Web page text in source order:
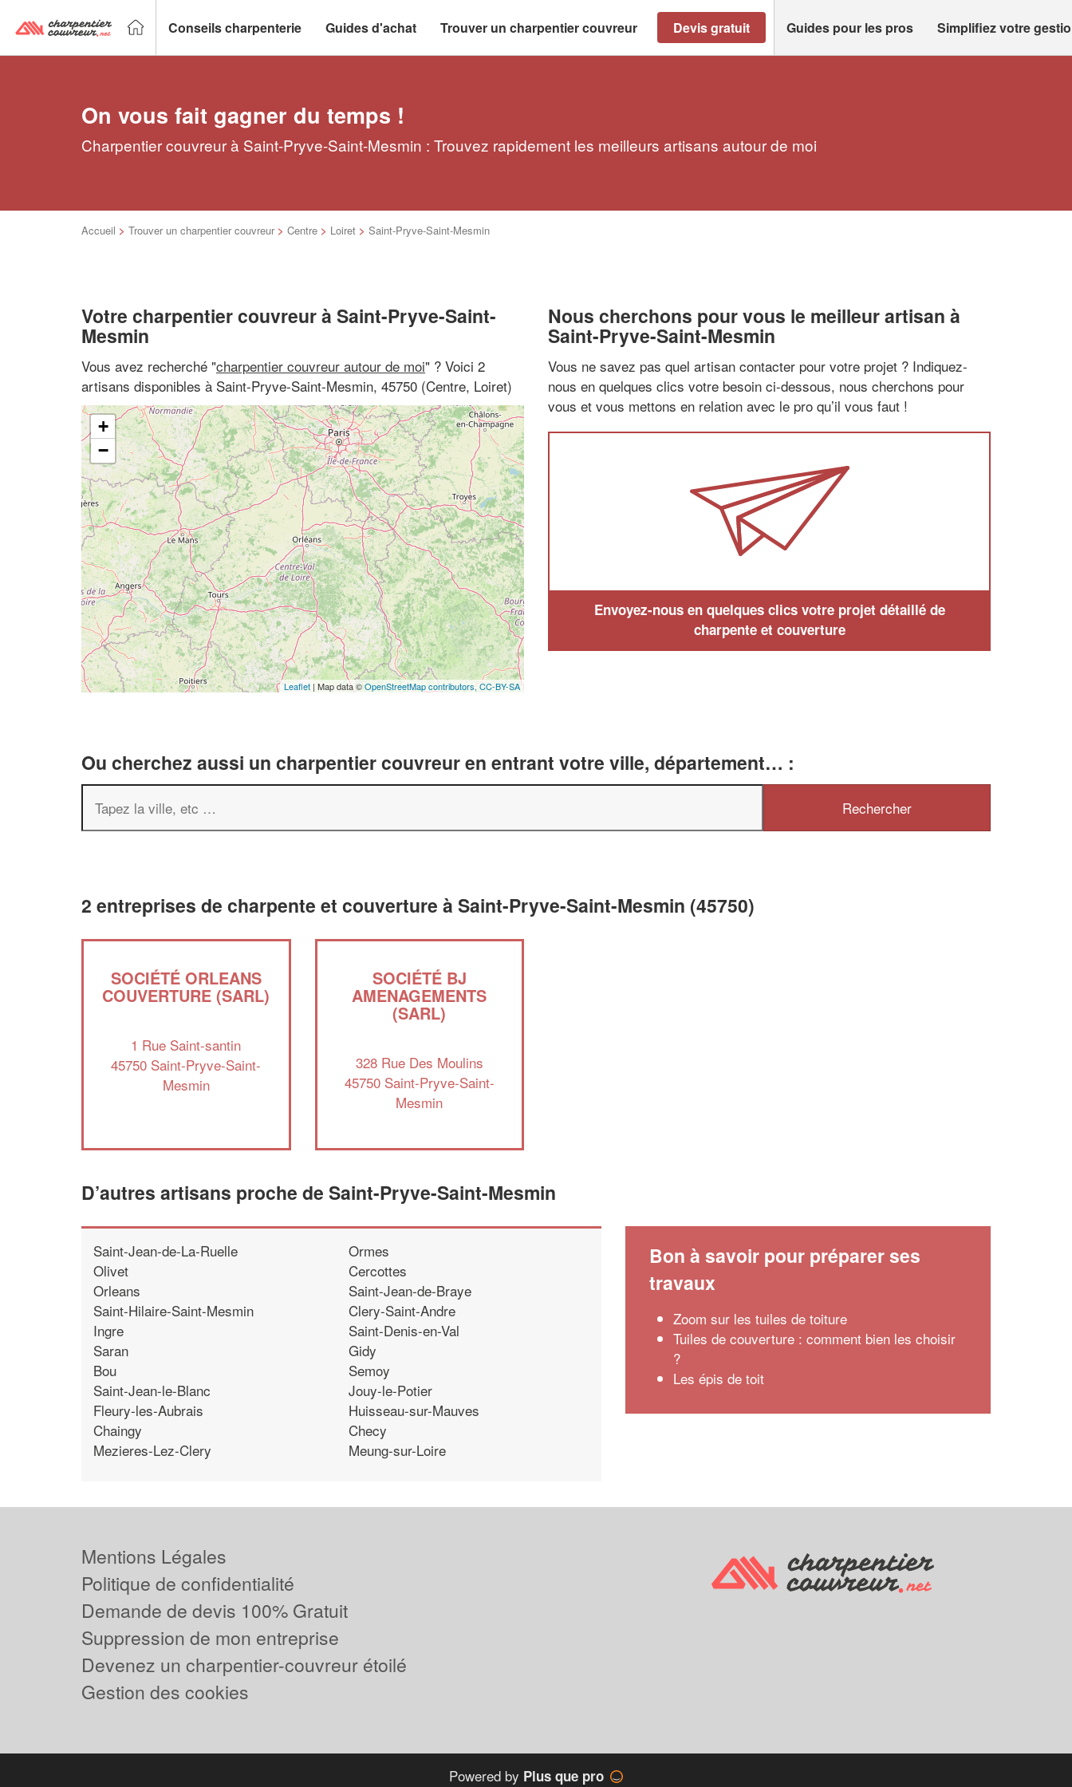
Conseils charpenterie Guides d'achat Trouver un charpentier couvreur Devis gratuit Guides pour les pros Simplifiez votre
On vous fait gagner du temps !
Charpentier couvreur à Saint-Pryve-Saint-Mesmin : Trouvez rapidement les meilleurs artisans autour de moi
Accueil > Trouver un charpentier couvreur > Centre > Loiret > Saint-Pryve-Saint-Mesmin
Votre charpentier couvreur à Saint-Pryve-Saint-
Mesmin
Vous avez recherché "charpentier couvreur autour de moi" ? Voici 2
artisans disponibles à Saint-Pryve-Saint-Mesmin, 45750 (Centre, Loiret)
+
−
Leaflet | Map data ©OpenStreetMap contributors,CC-BY-SA
Nous cherchons pour vous le meilleur artisan à
Saint-Pryve-Saint-Mesmin
Vous ne savez pas quel artisan contacter pour votre projet ? Indiquez-
nous en quelques clics votre besoin ci-dessous, nous cherchons pour
vous et vous mettons en relation avec le pro qu’il vous faut !
Envoyez-nous en quelques clics votre projet détaillé de
charpente et couverture
Ou cherchez aussi un charpentier couvreur en entrant votre ville, département… :
2 entreprises de charpente et couverture à Saint-Pryve-Saint-Mesmin (45750)
SOCIÉTÉ ORLEANS
COUVERTURE (SARL)
1 Rue Saint-santin
45750 Saint-Pryve-Saint-
Mesmin
SOCIÉTÉ BJ
AMENAGEMENTS
(SARL)
328 Rue Des Moulins
45750 Saint-Pryve-Saint-
Mesmin
D’autres artisans proche de Saint-Pryve-Saint-Mesmin
Saint-Jean-de-La-Ruelle
Olivet
Orleans
Saint-Hilaire-Saint-Mesmin
Ingre
Saran
Bou
Saint-Jean-le-Blanc
Fleury-les-Aubrais
Chaingy
Mezieres-Lez-Clery
Ormes
Cercottes
Saint-Jean-de-Braye
Clery-Saint-Andre
Saint-Denis-en-Val
Gidy
Semoy
Jouy-le-Potier
Huisseau-sur-Mauves
Checy
Meung-sur-Loire
Bon à savoir pour préparer ses
travaux
Zoom sur les tuiles de toiture
Tuiles de couverture : comment bien les choisir
?
Les épis de toit
Vous êtes un
Mentions Légales
Politique de confidentialité
Demande de devis 100% Gratuit
Suppression de mon entreprise
Devenez un charpentier-couvreur étoilé
Gestion des cookies
Powered by Plus que pro